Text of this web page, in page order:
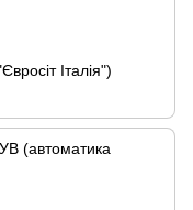
Італія")